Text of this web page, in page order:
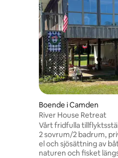
Boende i Camden
River House Retreat
Vårt fridfulla
2 sovrum/2 badrum,
el och sjösättning av
naturen och fisket